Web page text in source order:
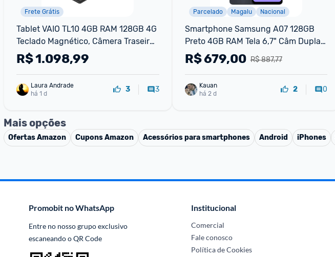
Frete Grátis
Tablet VAIO TL10 4GB RAM 128GB 4G
Teclado Magnético, Câmera Traseira
8MP, Bateria de 7000mAh, Tela 10.4”
2K Wifi Dual Band - Preto
R$1.098,99
Laura Andrade
há 1 d
3 3
Parcelado Magalu Nacional
Smartphone Samsung A07 128GB
Preto 4GB RAM Tela 6,7" Câm Dupla
+ Selfie 8MP
R$ 887,77
R$679,00
Kauan
há 2 d
2 0
Mais opções
OfertasAmazon CuponsAmazon Acessórios para smartphones Android iPhones
Promobit no WhatsApp
Entre no nosso grupo exclusivo
escaneando o QR Code
Institucional
Comercial
Fale conosco
Política de Cookies